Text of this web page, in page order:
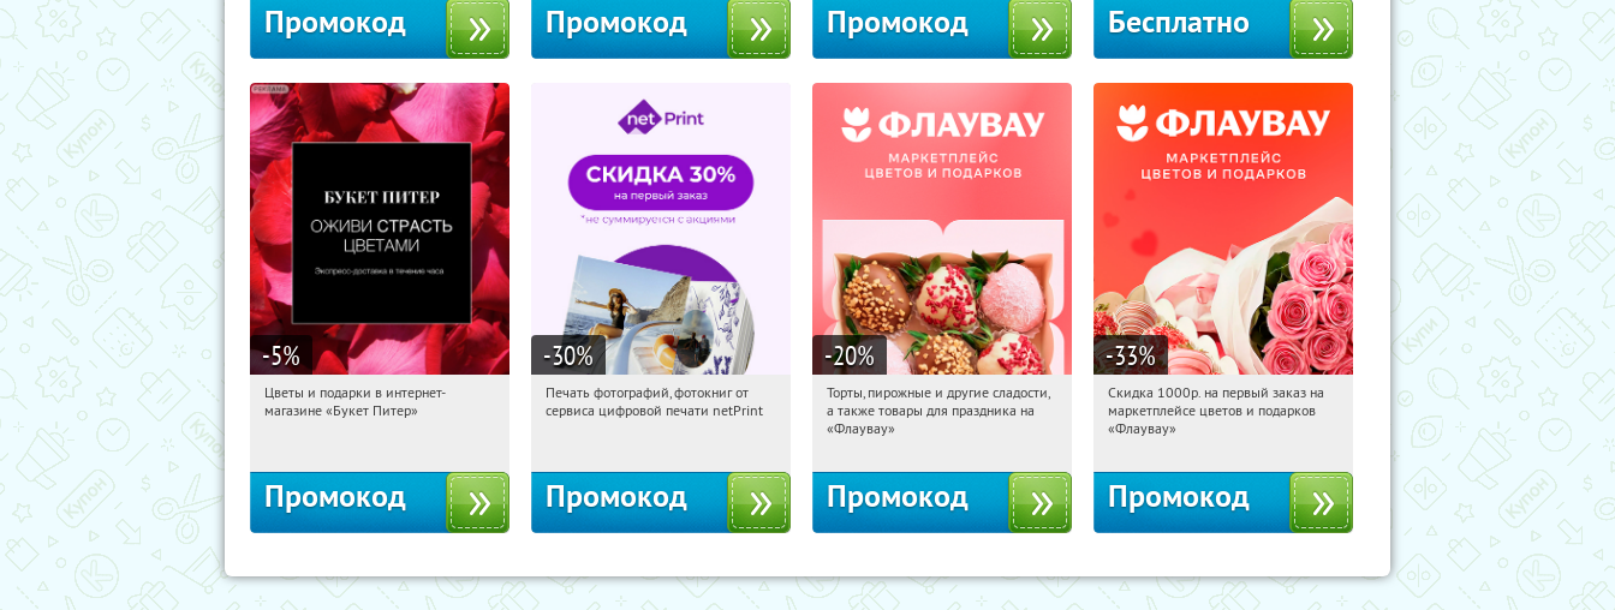
Промокод Промокод Промокод Бесплатно
-5%
00:49:01
Получи первым!
Цветы и подарки в интернет-
магазине «Букет Питер»
Промокод
-30%
00:49:01 Получили:
Печать фотографий, фотокниг от
сервиса цифровой печати netPrint
Промокод
-20%
00:49:01 Получили:
Россия
Торты, пирожные и другие сладости,
а также товары для праздника на
«Флаувау»
Промокод
-33%
00:49:01 Получили:
Россия
Скидка 1000р. на первый заказ на
маркетплейсе цветов и подарков
«Флаувау»
Промокод